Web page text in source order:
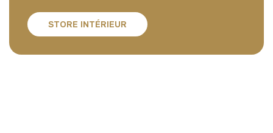
STORE INTÉRIEUR